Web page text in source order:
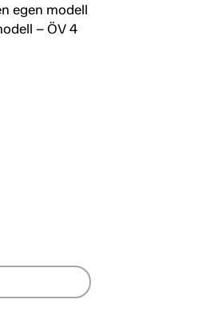
egen modell
– ÖV 4